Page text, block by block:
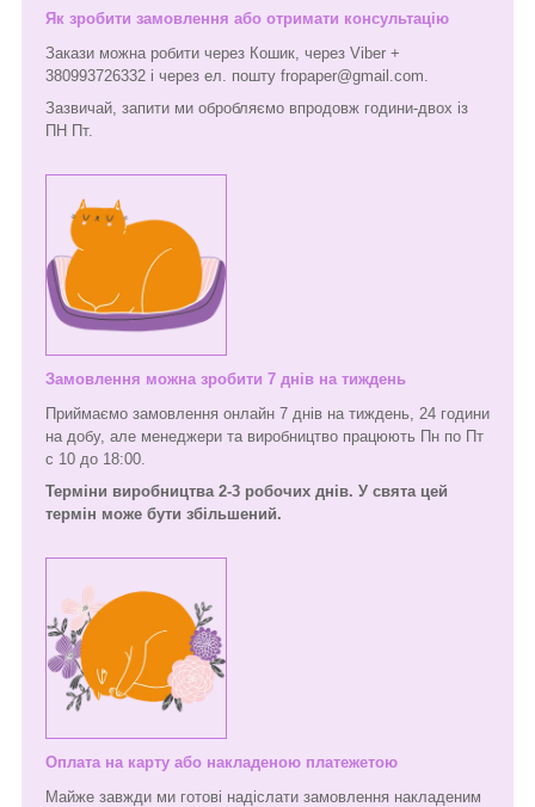
Як зробити замовлення або отримати консультацію
Закази можна робити через Кошик, через Viber +
380993726332 і через ел. пошту fropaper@gmail.com.
Зазвичай, запити ми обробляємо впродовж години-двох із
ПН Пт.
Замовлення можна зробити 7 днів на тиждень
Приймаємо замовлення онлайн 7 днів на тиждень, 24 години
на добу, але менеджери та виробництво працюють Пн по Пт
с 10 до 18:00.
Терміни виробництва 2-3 робочих днів. У свята цей
термін може бути збільшений.
Оплата на карту або накладеною платежетою
Майже завжди ми готові надіслати замовлення накладеним